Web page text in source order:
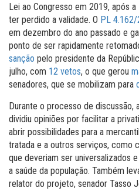
Lei ao Congresso em 2019, após
ter perdido a validade. O PL 4.162/
em dezembro do ano passado e
ponto de ser rapidamente
sanção pelo presidente da
julho, com 12 vetos, o que gerou
senadores, que se mobilizam para
Durante o processo de discussão,
dividiu opiniões por facilitar a
abrir possibilidades para a
tratada e a outros serviços, como
que deveriam ser universalizados
a saúde da população. Também
relator do projeto, senador Tasso